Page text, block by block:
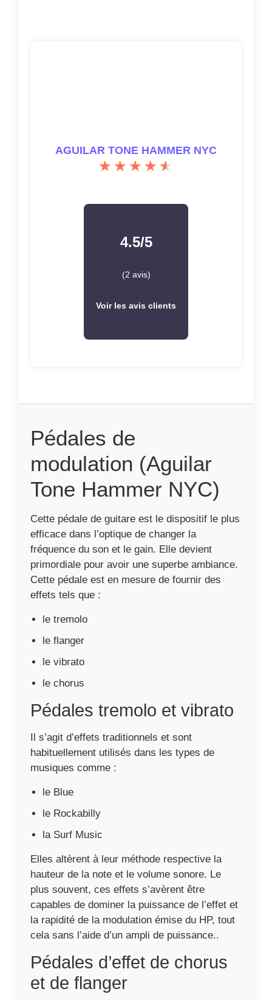
Pédales de
modulation (Aguilar
Tone Hammer NYC)
Cette pédale de guitare est le dispositif le plus
le tremolo
le flanger
le chorus
Pédales tremolo et vibrato
Il s’agit d’effets traditionnels et sont
habituellement utilisés dans les types de
musiques comme :
la Surf Music
hauteur de la note et le volume sonore. Le
plus souvent, ces effets s’avèrent être
capables de dominer la puissance de l’effet et
la rapidité de la modulation émise du HP, tout
cela sans l’aide d’un ampli de puissance..
Pédales d’effet de chorus
et de flanger
les amateurs de guitares. L’effet chorus
dégage un son complet allant des graves aux
aigus.
Les pédales de
saturation donnent
l’occasion de choisir
l’identité du son